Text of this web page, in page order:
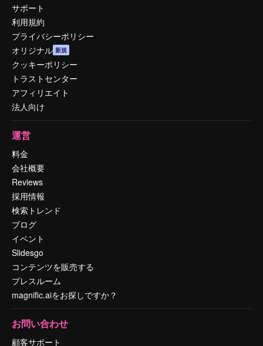
サポート
利用規約
プライバシーポリシー
オリジナル 新規
クッキーポリシー
トラストセンター
アフィリエイト
法人向け
運営
料金
会社概要
Reviews
採用情報
検索トレンド
ブログ
イベント
Slidesgo
コンテンツを販売する
プレスルーム
magnific.aiをお探しですか？
お問い合わせ
顧客サポート